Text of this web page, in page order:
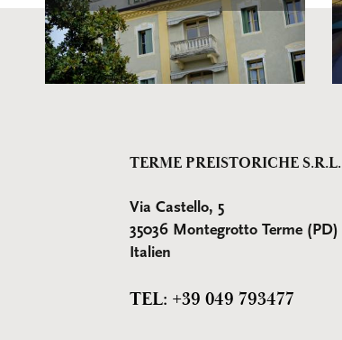
TERME PREISTORICHE S.R.L.
Via Castello, 5
35036 Montegrotto Terme (PD)
Italien
TEL: +39 049 793477